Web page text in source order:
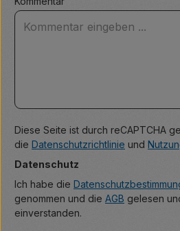
Diese Seite ist durch reCAPTCHA
die Datenschutzrichtlinie und
Datenschutz
Ich habe die
genommen und die AGB gelesen
einverstanden.